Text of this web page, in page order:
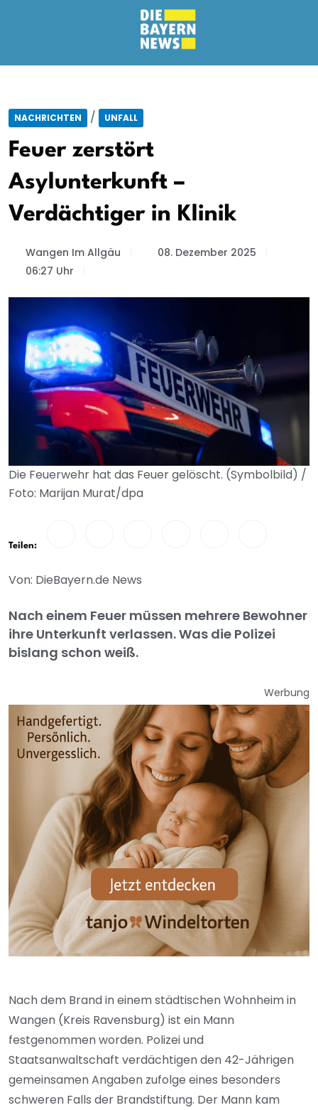
NACHRICHTEN / UNFALL
Feuer zerstört
Asylunterkunft –
Verdächtiger in Klinik
Wangen Im Allgäu
08. Dezember 2025
06:27 Uhr
Die Feuerwehr hat das Feuer gelöscht. (Symbolbild) /
Foto: Marijan Murat/dpa
Teilen:
Von: DieBayern.de News
Nach einem Feuer müssen mehrere Bewohner
ihre Unterkunft verlassen. Was die Polizei
bislang schon weiß.
Werbung
Nach dem Brand in einem städtischen Wohnheim in
Wangen (Kreis Ravensburg) ist ein Mann
festgenommen worden. Polizei und
Staatsanwaltschaft verdächtigen den 42-Jährigen
gemeinsamen Angaben zufolge eines besonders
schweren Falls der Brandstiftung. Der Mann kam